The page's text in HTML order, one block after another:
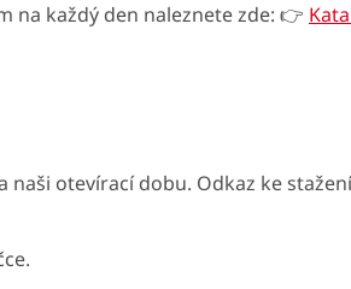
na každý den naleznete zde: 👉
otevírací dobu. Odkaz ke